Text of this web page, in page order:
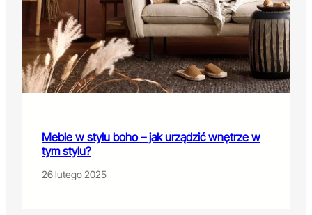
Meble w stylu boho – jak urządzić wnętrze w
tym stylu?
26 lutego 2025